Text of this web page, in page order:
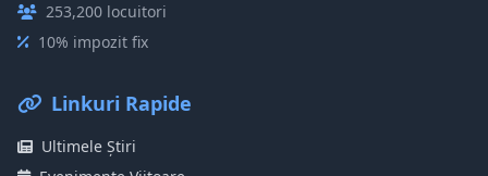
253,200 locuitori
10% impozit fix
Linkuri Rapide
Ultimele Știri